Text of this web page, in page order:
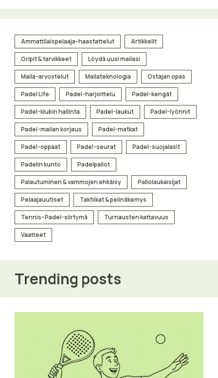
Ammattilaispelaaja-haastattelut Artikkelit
Gripit & tarvikkeet Löydä uusi mailasi
Maila-arvostelut Mailateknologia Ostajan opas
Padel Life Padel-harjoittelu Padel-kengät
Padel-klubin hallinta Padel-laukut Padel-lyönnit
Padel-mailan korjaus Padel-matkat
Padel-oppaat Padel-seurat Padel-suojalasit
Padelin kunto Padelpallot
Palautuminen & vammojen ehkäisy Pallolaukaisijat
Pelaajauutiset Taktiikat & pelinäkemys
Tennis–Padel-siirtymä Turnausten kattavuus
Vaatteet
Trending posts